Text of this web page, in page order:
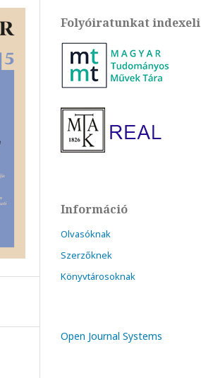
Folyóiratunkat indexeli
Információ
Olvasóknak
Szerzőknek
Könyvtárosoknak
Open Journal Systems